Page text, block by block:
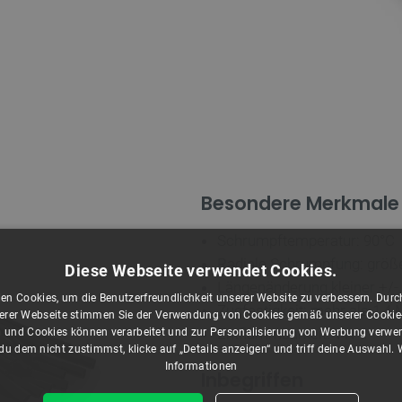
Besondere Merkmale
Radiale Schrumpfung:
Zugfestigkeit: mehr als 1,4
Entflammbarkeit: VW-1
Diese Webseite verwendet Cookies.
Cookies, um die Benutzerfreundlichkeit unserer Website zu verbessern.
Webseite stimmen Sie der Verwendung von Cookies gemäß unserer
und Cookies können verarbeitet und zur Personalisierung von Werbung
dem nicht zustimmst, klicke auf „Details anzeigen“ und triff deine Auswahl.
Informationen